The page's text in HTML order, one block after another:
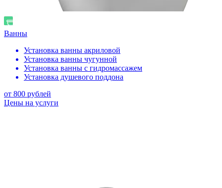
Ванны
Установка ванны акриловой
Установка ванны чугунной
Установка ванны с гидромассажем
Установка душевого поддона
от 800 рублей
Цены на услуги